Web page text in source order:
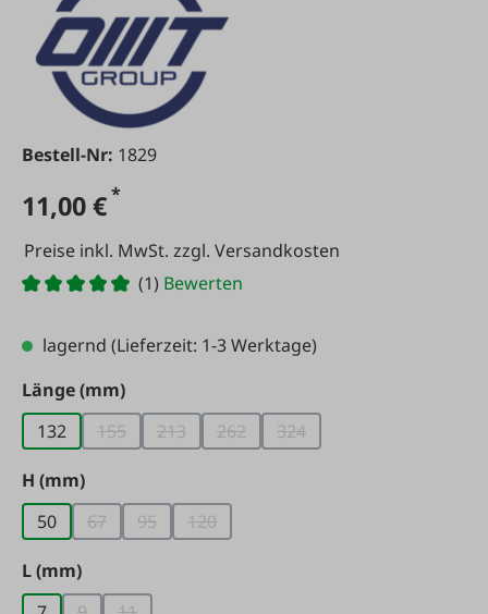
Bestell-Nr: 1829
11,00 €*
Preise inkl. MwSt. zzgl. Versandkosten
(1) Bewerten
lagernd (Lieferzeit: 1-3 Werktage)
Länge (mm)auswählen
132
155(Diese Option ist zurzeit nicht verfügbar.)
213(Diese Option ist zurzeit nicht verfügbar.)
262(Diese Option ist zurzeit nicht
324(Diese Option ist zurzeit
H (mm)auswählen
50
67(Diese Option ist zurzeit nicht verfügbar.)
95(Diese Option ist zurzeit nicht verfügbar.)
120(Diese Option ist zurzeit nicht
L (mm)auswählen